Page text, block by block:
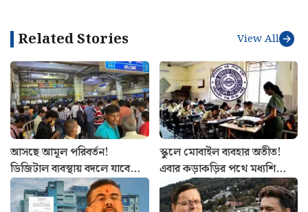
Related Stories View All
আসছে আমূল পরিবর্তন!
ডিজিটাল ব্যবস্থায় বদলে যাবে
কলকাতা মেট্রোর স্টেশন
পরিচালনা
স্কুলে মোবাইল ব্যবহার অতীত!
এবার কড়াকড়ির পথে মধ্যশিক্ষা
পর্ষদ, জারি বিজ্ঞপ্তি